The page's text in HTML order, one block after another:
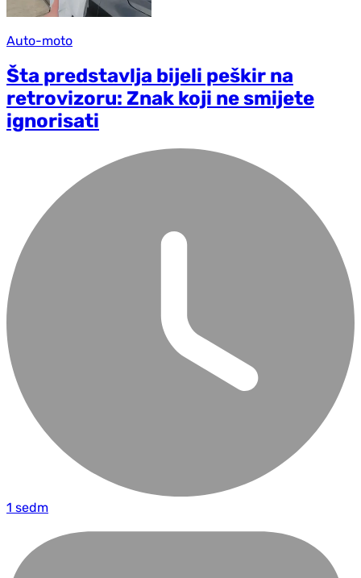
Auto-moto
Šta predstavlja bijeli peškir na
retrovizoru: Znak koji ne smijete
ignorisati
1 sedm